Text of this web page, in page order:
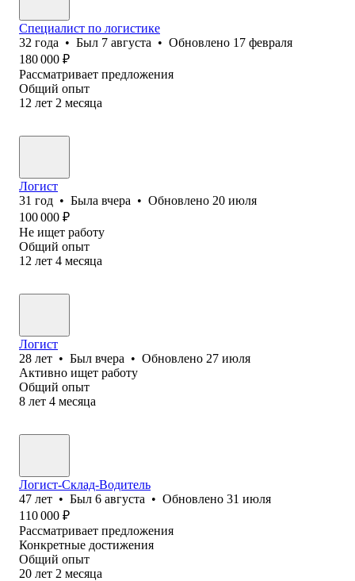
Специалист по логистике
32 года • Был 7 августа • Обновлено 17 февраля
180 000 ₽
Рассматривает предложения
Общий опыт
12 лет 2 месяца
Логист
31 год • Была вчера • Обновлено 20 июля
100 000 ₽
Не ищет работу
Общий опыт
12 лет 4 месяца
Логист
28 лет • Был вчера • Обновлено 27 июля
Активно ищет работу
Общий опыт
8 лет 4 месяца
Логист-Склад-Водитель
47 лет • Был 6 августа • Обновлено 31 июля
110 000 ₽
Рассматривает предложения
Конкретные достижения
Общий опыт
20 лет 2 месяца